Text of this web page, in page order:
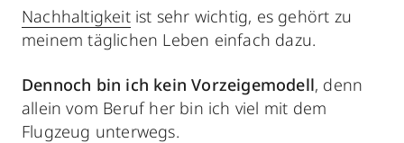
Nachhaltigkeitist sehr wichtig, es gehört zu
meinem täglichen Leben einfach dazu.
Dennoch bin ich kein Vorzeigemodell, denn
allein vom Beruf her bin ich viel mit dem
Flugzeug unterwegs.